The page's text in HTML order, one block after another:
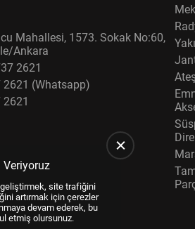
Mahallesi, 1573. Sokak No:60,
Ankara
2621
2621 (Whatsapp)
Veriyoruz
site trafiğini
artırmak için çerezler
devam ederek, bu
etmiş olursunuz.